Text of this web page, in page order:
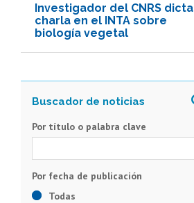
Investigador del CNRS dicta
charla en el INTA sobre
biología vegetal
Por título o palabra clave
Todas